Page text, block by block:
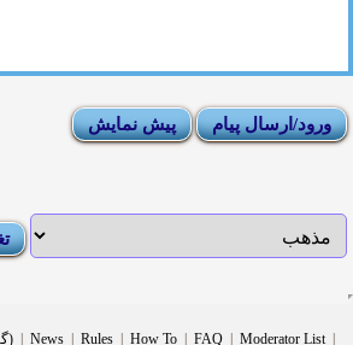
DMCA/Report Abuse (گزارش) News Rules How To FAQ Moderator List